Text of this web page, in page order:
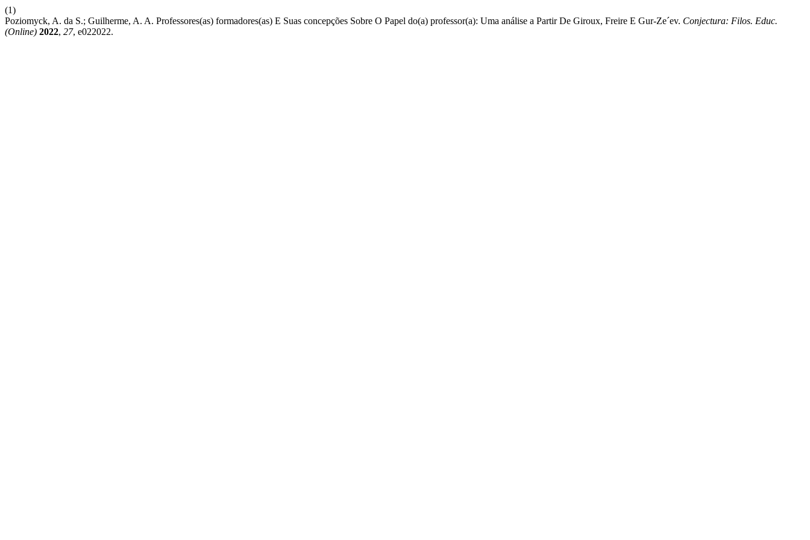
(1)
Poziomyck, A. da S.; Guilherme, A. A. Professores(as) formadores(as) E Suas concepções Sobre O Papel do(a) professor(a): Uma análise a Partir De Giroux, Freire E Gur-Ze´ev. Conjectura: Filos. Educ.
(Online) 2022, 27, e022022.